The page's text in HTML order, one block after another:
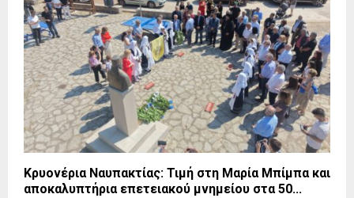
Κρυονέρια Ναυπακτίας: Τιμή στη Μαρία Μπίμπα και
αποκαλυπτήρια επετειακού μνημείου στα 50...